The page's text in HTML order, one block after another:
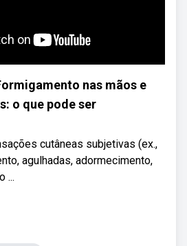
nas mãos e
o que pode ser
cutâneas subjetivas (ex.,
agulhadas, adormecimento,
...